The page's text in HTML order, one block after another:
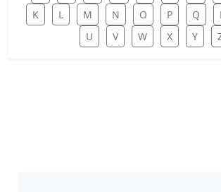
K
L M N O P Q
U
V W X Y